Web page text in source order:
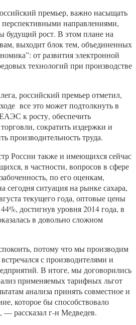
премьер, важно насыщать
направлениями,
будущий рост. В этом плане на
выходит блок тем, объединенных
от развития электронной
технологий при производстве
российский премьер отметил,
все это может подтолкнуть в
к росту, обеспечить
сократить издержки и
производительность труда.
России также и имеющихся сейчас
в частности, вопросов в сфере
по его оценкам,
сегодня ситуация на рынке сахара,
текущего года, оптовые цены
достигнув уровня 2014 года, в
в довольно сложном
потому что мы производим
с производителями и
В итоге, мы договорились
применяемых тарифных льгот
анализа принять совместное и
которое бы способствовало
рассказал г-н Медведев.